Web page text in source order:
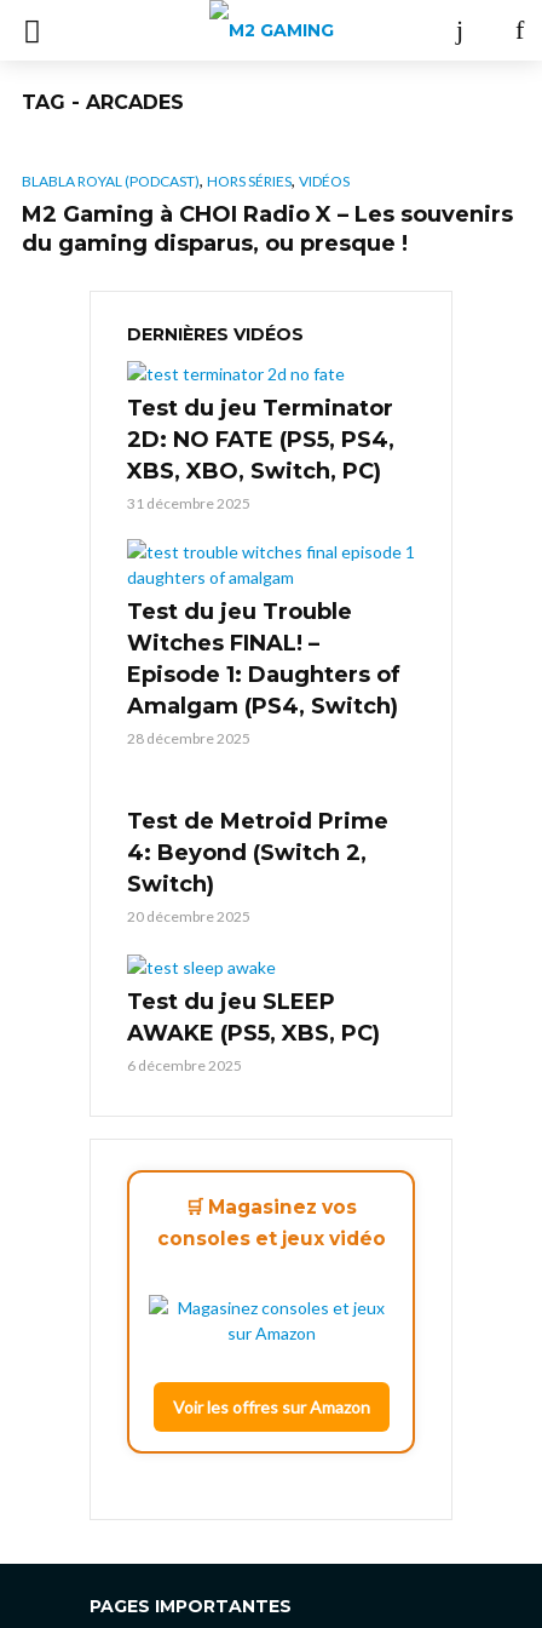
TAG - ARCADES
BLABLA ROYAL (PODCAST), HORS SÉRIES, VIDÉOS
M2 Gaming à CHOI Radio X – Les souvenirs
du gaming disparus, ou presque !
DERNIÈRES VIDÉOS
Test du jeu Terminator
2D: NO FATE (PS5, PS4,
XBS, XBO, Switch, PC)
31 décembre 2025
Test du jeu Trouble
Witches FINAL! –
Episode 1: Daughters of
Amalgam (PS4, Switch)
28 décembre 2025
Test de Metroid Prime
4: Beyond (Switch 2,
Switch)
20 décembre 2025
Test du jeu SLEEP
AWAKE (PS5, XBS, PC)
6 décembre 2025
🛒 Magasinez vos
consoles et jeux vidéo
Voir les offres sur Amazon
PAGES IMPORTANTES